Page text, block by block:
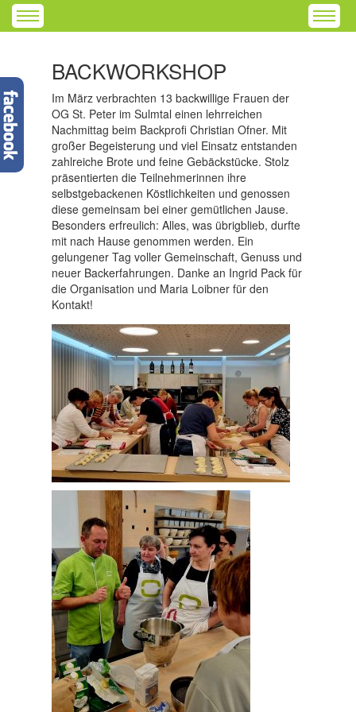
BACKWORKSHOP
Im März verbrachten 13 backwillige Frauen der
OG St. Peter im Sulmtal einen lehrreichen
Nachmittag beim Backprofi Christian Ofner. Mit
großer Begeisterung und viel Einsatz entstanden
zahlreiche Brote und feine Gebäckstücke. Stolz
präsentierten die Teilnehmerinnen ihre
selbstgebackenen Köstlichkeiten und genossen
diese gemeinsam bei einer gemütlichen Jause.
Besonders erfreulich: Alles, was übrigblieb, durfte
mit nach Hause genommen werden. Ein
gelungener Tag voller Gemeinschaft, Genuss und
neuer Backerfahrungen. Danke an Ingrid Pack für
die Organisation und Maria Loibner für den
Kontakt!